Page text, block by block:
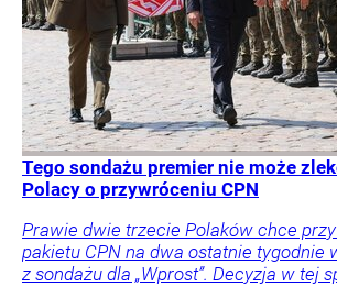
Tego sondażu premier nie może
Polacy o przywróceniu CPN
Prawie dwie trzecie Polaków chce
pakietu CPN na dwa ostatnie tygodnie
z sondażu dla „Wprost”. Decyzja w tej